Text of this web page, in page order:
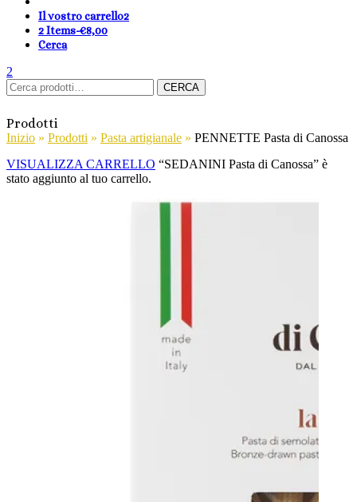
Il vostro carrello2
2 Items-€8,00
Cerca
2
basket
Clienti
lingua
Carrello
Cerca: CERCA
Prodotti
Inizio » Prodotti » Pasta artigianale » PENNETTE Pasta di Canossa
VISUALIZZA CARRELLO “SEDANINI Pasta di Canossa” è
stato aggiunto al tuo carrello.